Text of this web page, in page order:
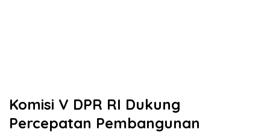
Komisi V DPR RI Dukung
Percepatan Pembangunan